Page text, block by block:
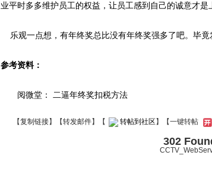
业平时多多维护员工的权益，让员工感到自己的诚意才是
乐观一点想，有年终奖总比没有年终奖强多了吧。毕
参考资料：
阅微堂： 二逼年终奖扣税方法
【复制链接】【转发邮件】 【 转帖到社区 】【一键转帖
302